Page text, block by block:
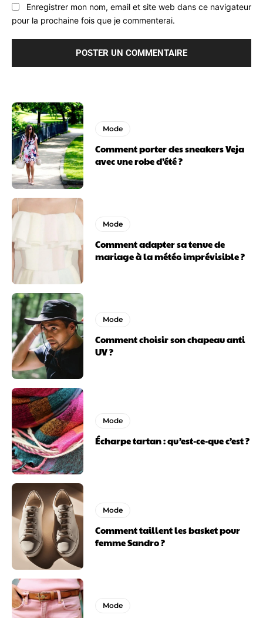
Enregistrer mon nom, email et site web dans ce navigateur
pour la prochaine fois que je commenterai.
Mode
Comment porter des sneakers Veja
avec une robe d’été ?
Mode
Comment adapter sa tenue de
mariage à la météo imprévisible ?
Mode
Comment choisir son chapeau anti
UV ?
Mode
Écharpe tartan : qu’est-ce-que c’est ?
Mode
Comment taillent les basket pour
femme Sandro ?
Mode